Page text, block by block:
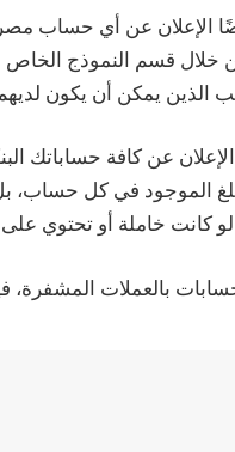
الإعلان عن أي حساب
قسم النموذج الخاص
الذين يمكن أن يكون
عن كافة حساباتك
الموجود في كل
لو كانت خاملة أو تحتوي
بالعملات المشفرة،